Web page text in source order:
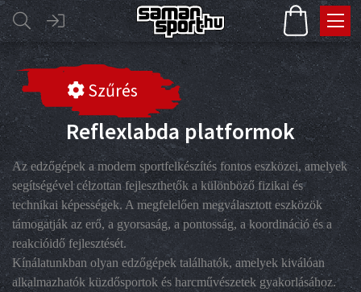
Szűrés
Reflexlabda platformok
Az edzőgépek a modern sportfelkészítés fontos eszközei, amelyek
segítségével célzottan fejleszthetők a különböző fizikai és
technikai képességek. A megfelelően megválasztott eszközök
támogatják az erő, a gyorsaság, a pontosság, a koordináció és a
reakcióidő fejlesztését.
Kínálatunkban olyan edzőgépek találhatók, amelyek kiválóan
alkalmazhatók küzdősportok és harcművészetek gyakorlásához.